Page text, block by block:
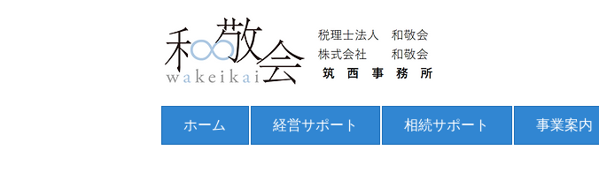
ホーム 経営サポート 相続サポート 事業案内